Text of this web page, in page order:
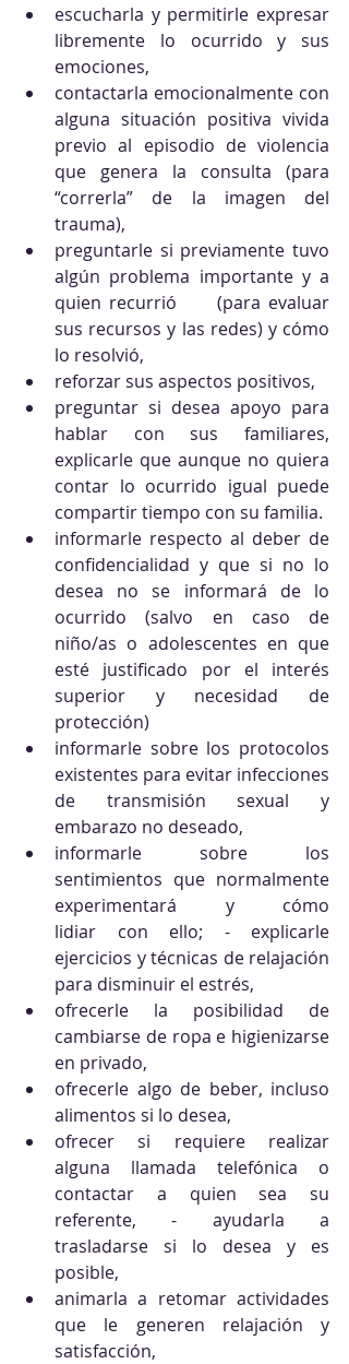
escucharla y permitirle expresar
libremente lo ocurrido y sus
emociones,
contactarla emocionalmente con
alguna situación positiva vivida
previo al episodio de violencia
que genera la consulta (para
“correrla” de la imagen del
trauma),
preguntarle si previamente tuvo
algún problema importante y a
quien recurrió     (para evaluar
sus recursos y las redes) y cómo
lo resolvió,
reforzar sus aspectos positivos,
preguntar si desea apoyo para
hablar con sus familiares,
explicarle que aunque no quiera
contar lo ocurrido igual puede
compartir tiempo con su familia.
informarle respecto al deber de
confidencialidad y que si no lo
desea no se informará de lo
ocurrido (salvo en caso de
niño/as o adolescentes en que
esté justificado por el interés
superior y necesidad de
protección)
informarle sobre los protocolos
existentes para evitar infecciones
de transmisión sexual y
embarazo no deseado,
informarle sobre los
sentimientos que normalmente
experimentará y cómo
lidiar con ello; - explicarle
ejercicios y técnicas de relajación
para disminuir el estrés,
ofrecerle la posibilidad de
cambiarse de ropa e higienizarse
en privado,
ofrecerle algo de beber, incluso
alimentos si lo desea,
ofrecer si requiere realizar
alguna llamada telefónica o
contactar a quien sea su
referente, - ayudarla a
trasladarse si lo desea y es
posible,
animarla a retomar actividades
que le generen relajación y
satisfacción,